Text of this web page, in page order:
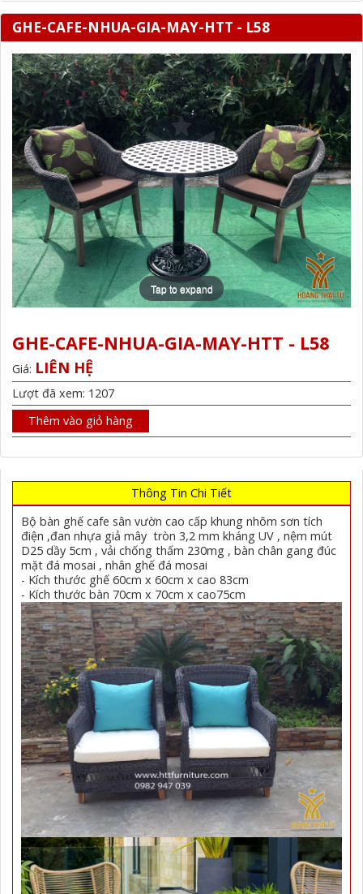
GHE-CAFE-NHUA-GIA-MAY-HTT - L58
Tap to expand
GHE-CAFE-NHUA-GIA-MAY-HTT - L58
Giá: LIÊN HỆ
Lượt đã xem: 1207
Thêm vào giỏ hàng
Thông Tin Chi Tiết
Bộ bàn ghế cafe sân vườn cao cấp khung nhôm sơn tích
điện ,đan nhựa giả mây tròn 3,2 mm kháng UV , nệm mút
D25 dầy 5cm , vải chống thấm 230mg , bàn chân gang đúc
mặt đá mosai , nhân ghế đá mosai
- Kích thước ghế 60cm x 60cm x cao 83cm
- Kích thước bàn 70cm x 70cm x cao75cm